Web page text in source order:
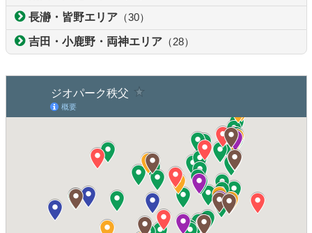
長瀞・皆野エリア （30）
吉田・小鹿野・両神エリア （28）